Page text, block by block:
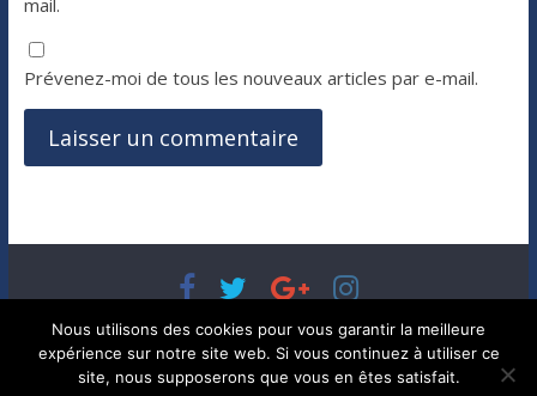
Prévenez-moi de tous les nouveaux articles par e-mail.
Copyright © 2026 Bénéfices, l'actualité de votre argent, de
votre patrimoine et de vos placements . Tous droits réservés.
Theme ColorMag parThemeGrill.. Propulsé par WordPress.
Nous utilisons des cookies pour vous garantir la meilleure
expérience sur notre site web. Si vous continuez à utiliser ce
site, nous supposerons que vous en êtes satisfait.